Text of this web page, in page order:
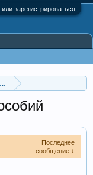
или зарегистрироваться
для произв
Последнее
сообщение ↓